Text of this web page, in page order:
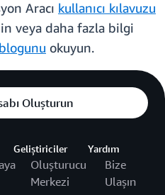
Aracı kullanıcı kılavuzu
veya daha fazla bilgi
okuyun.
Oluşturun
Geliştiriciler
Oluşturucu
Merkezi
Yardım
Bize
Ulaşın